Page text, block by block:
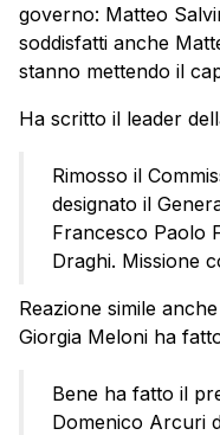
governo: Matteo
soddisfatti anche
stanno mettendo il
Ha scritto il leader
Rimosso il
designato il
Francesco Paolo
Draghi. Missione
Reazione simile
Giorgia Meloni ha
Bene ha fatto il
Domenico Arcuri